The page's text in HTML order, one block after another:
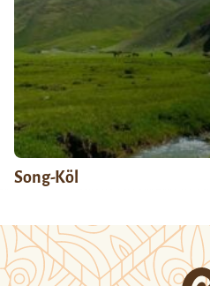
Song-Köl